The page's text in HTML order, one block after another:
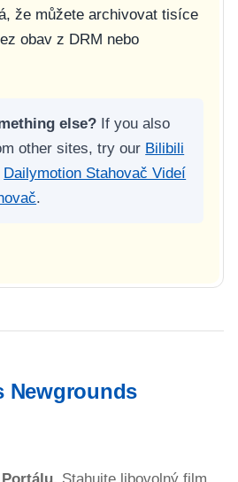
že můžete archivovat tisíce
obav z DRM nebo
else? If you also
other sites, try our Bilibili
Dailymotion Stahovač Videí
.
Newgrounds